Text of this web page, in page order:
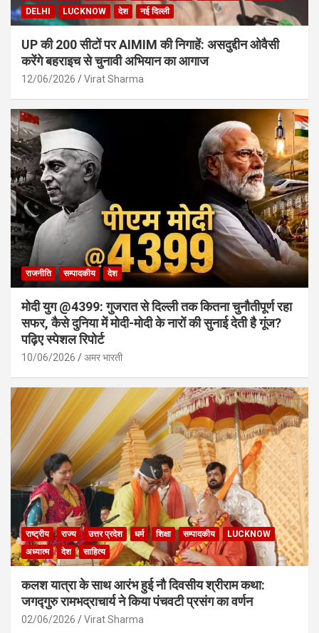
DELHI
LUCKNOW देश नई दिल्ली
UP की 200 सीटों पर AIMIM की निगाहें: असदुद्दीन ओवैसी
करेंगे बहराइच से चुनावी अभियान का आगाज
12/06/2026 Virat Sharma
राजनीति सम्पादकीय देश
मोदी युग @4399: गुजरात से दिल्ली तक कितना चुनौतीपूर्ण रहा
सफर, कैसे दुनिया में मोदी-मोदी के नारों की सुनाई देती है गूंज?
पढ़िए स्पेशल रिपोर्ट
10/06/2026 अमर भारती
राष्ट्रीय राज्य उत्तर प्रदेश धर्म शिक्षा सम्पादकीय
LUCKNOW
अध्यात्म
देश साहित्य
कलश यात्रा के साथ आरंभ हुई नौ दिवसीय श्रीराम कथा:
जगद्गुरु रामभद्राचार्य ने किया पंचवटी प्रसंग का वर्णन
02/06/2026 Virat Sharma